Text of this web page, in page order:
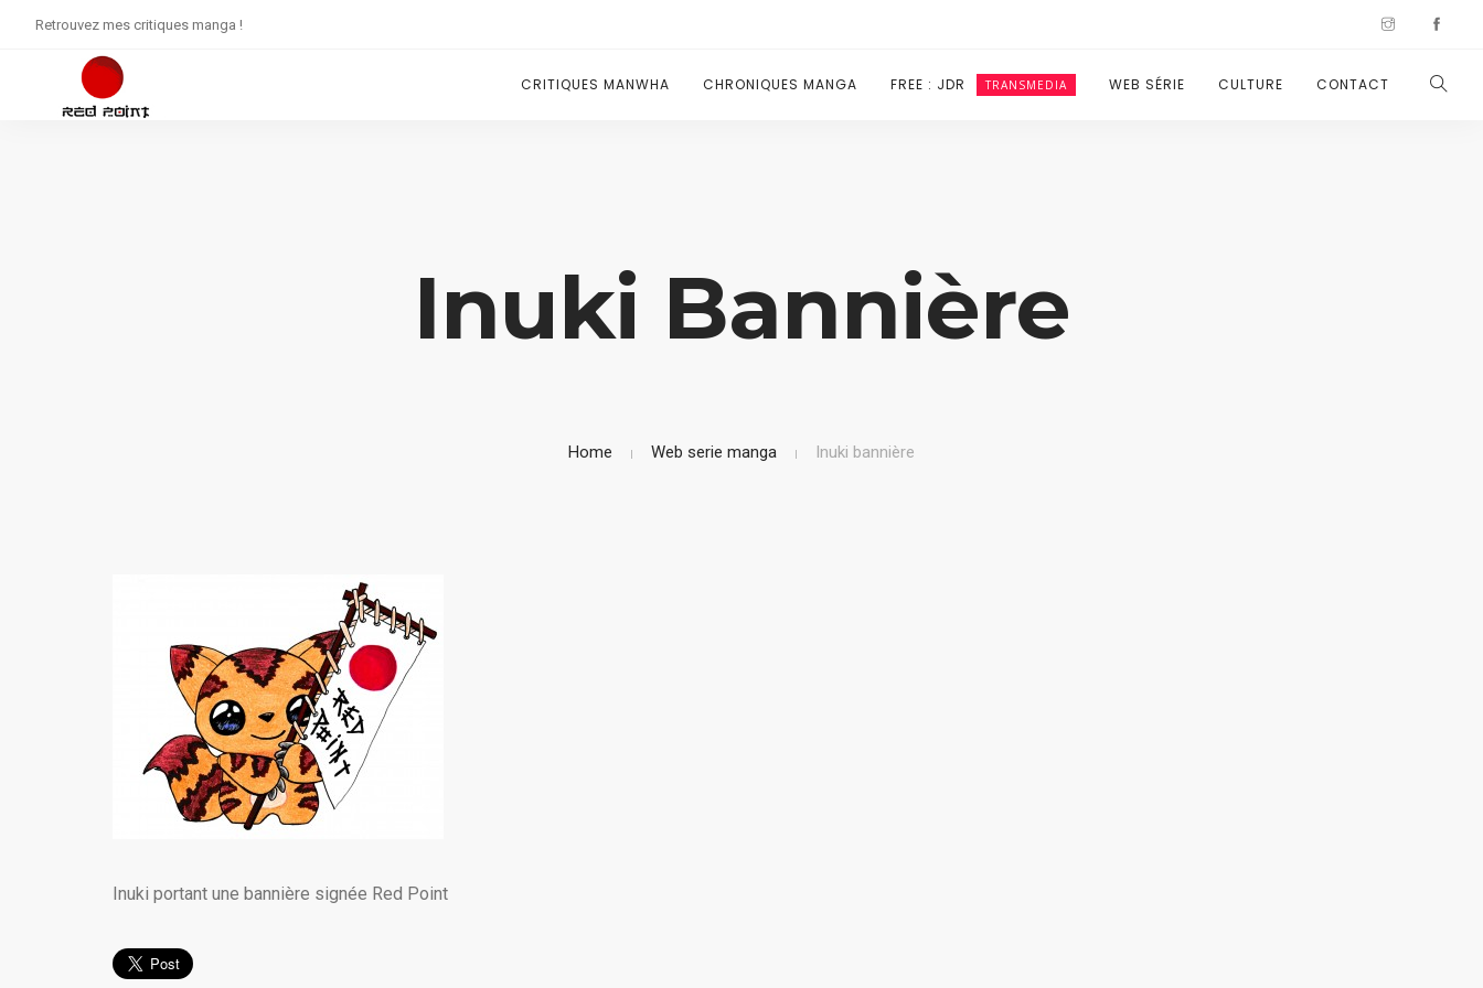
Retrouvez mes critiques manga !
CRITIQUES MANWHA CHRONIQUES MANGA FREE : JDR TRANSMEDIA WEB SÉRIE CULTURE CONTACT
Inuki Bannière
Home Web serie manga Inuki bannière
Inuki portant une bannière signée Red Point